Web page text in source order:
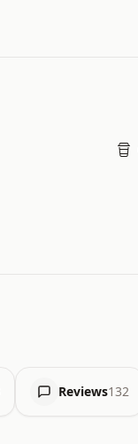
Reviews132